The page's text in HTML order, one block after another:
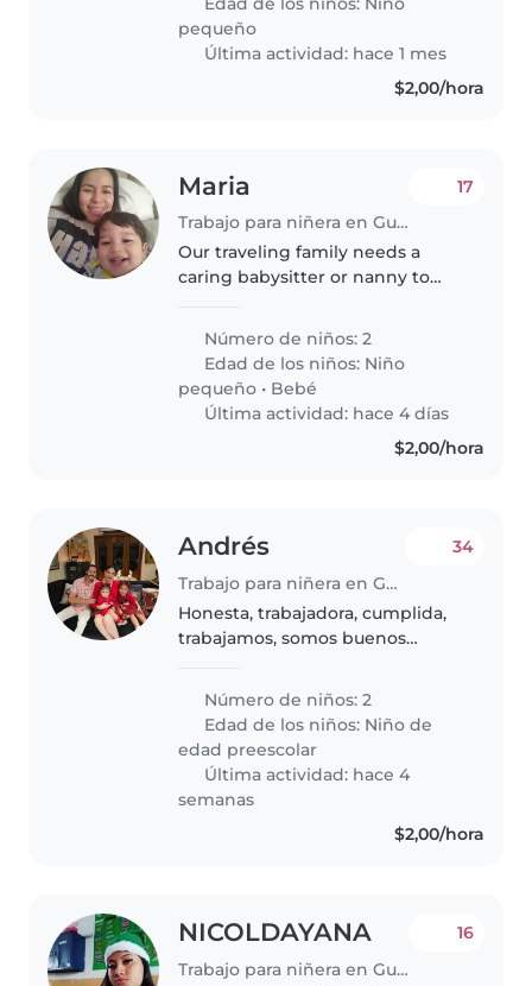
esté cómoda/o con las mascotas,
la..
pequeño
Última actividad: hace 1 mes
$2,00/hora
Maria
Trabajo para niñera en Guayaquil
17
Our traveling family needs a
caring babysitter or nanny to
a curious toddler and a newborn.
Help with light chores
welcomed. Come meet our kids
and..
Número de niños: 2
Edad de los niños: Niño
pequeño • Bebé
Última actividad: hace 4 días
$2,00/hora
Andrés
Trabajo para niñera en Guayaquil
34
Honesta, trabajadora, cumplida,
trabajamos, somos buenos
Número de niños: 2
Edad de los niños: Niño de
edad preescolar
Última actividad: hace 4
semanas
$2,00/hora
NICOLDAYANA
Trabajo para niñera en Guayaquil
16